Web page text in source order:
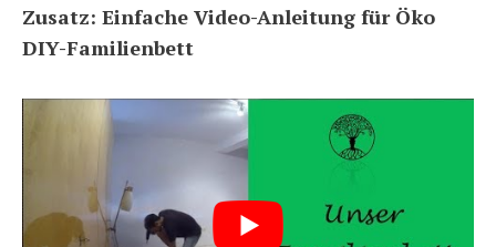
Zusatz: Einfache Video-Anleitung für Öko
DIY-Familienbett